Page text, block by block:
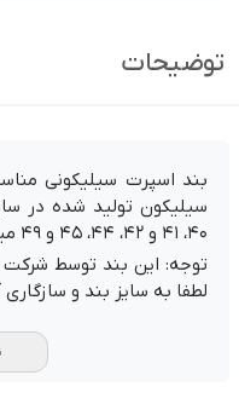
توضیحات
بند اسپرت سیلیکونی
۴۰، ۴۱ و ۴۲، ۴۴، ۴۵ و ۴۹ میلی متری
توجه: این بند توسط
لطفا به سایز بند و